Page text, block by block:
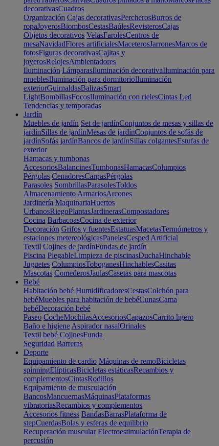
decorativasCuadros
Organización Cajas decorativasPercherosBurros de
ropaJoyerosBiombosCestasBaúlesRevisterosCajas
Objetos decorativos VelasFarolesCentros de
mesaNavidadFlores artificialesMaceterosJarronesMarcos de
fotosFiguras decorativasCajitas y
joyerosRelojesAmbientadores
Iluminación LámparasIluminación decorativaIluminación para
mueblesIluminación para dormitorioIluminación
exteriorGuirnaldasBalizasSmart
LightBombillasFocosIluminación con rielesCintas Led
Tendencias y temporadas
Jardín
Muebles de jardín Set de jardínConjuntos de mesas y sillas de
jardínSillas de jardínMesas de jardínConjuntos de sofás de
jardínSofás jardínBancos de jardínSillas colgantesEstufas de
exterior
Hamacas y tumbonas
AccesoriosBalancinesTumbonasHamacasColumpios
Pérgolas CenadoresCarpasPérgolas
Parasoles SombrillasParasolesToldos
Almacenamiento ArmariosArcones
Jardinería MaquinariaHuertos
UrbanosRiegoPlantasJardinerasCompostadores
Cocina BarbacoasCocina de exterior
Decoración Grifos y fuentesEstatuasMacetasTermómetros y
estaciones metereológicasPanelesCesped Artificial
Textil Cojines de jardínFundas de jardín
Piscina PlegableLimpieza de piscinasDuchaHinchable
Juguetes ColumpiosToboganesHinchablesCasitas
Mascotas ComederosJaulasCasetas para mascotas
Bebé
Habitación bebé HumidificadoresCestasColchón para
bebéMuebles para habitación de bebéCunasCama
bebéDecoración bebé
Paseo CocheMochilasAccesoriosCapazosCarrito ligero
Baño e higiene Aspirador nasalOrinales
Textil bebé CojinesFunda
Seguridad Barreras
Deporte
Equipamiento de cardio Máquinas de remoBicicletas
spinningElípticasBicicletas estáticasRecambios y
complementosCintasRodillos
Equipamiento de musculación
BancosMancuernasMáquinasPlataformas
vibratoriasRecambios y complementos
Accesorios fitness BandasBarrasPlataforma de
stepCuerdasBolas y esferas de equilibrio
Recuperación muscular ElectroestimulaciónTerapia de
percusión